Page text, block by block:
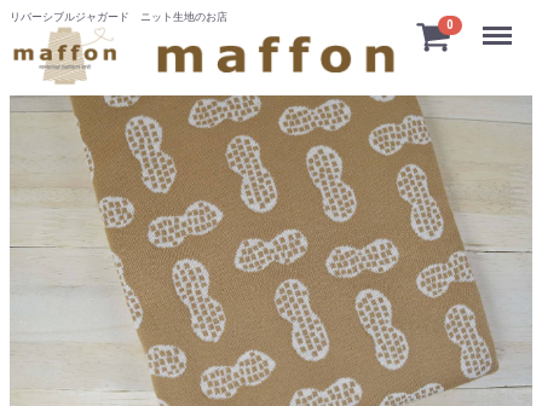
リバーシブルジャガード ニット生地のお店
0 Menu